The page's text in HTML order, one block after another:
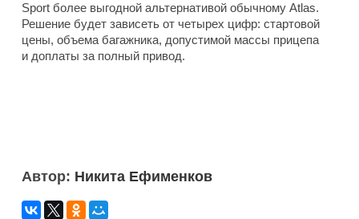
Sport более выгодной альтернативой обычному Atlas.
Решение будет зависеть от четырех цифр: стартовой
цены, объема багажника, допустимой массы прицепа
и доплаты за полный привод.
Автор: Никита Ефименков